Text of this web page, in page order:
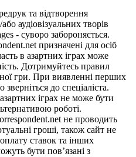
та відтворення
аудіовізуальних творів
- суворо забороняється.
призначені для осіб
в азартних іграх може
Дотримуйтесь правил
гри. При виявленні перших
до спеціаліста.
іграх не може бути
роботі.
не проводить
гроші, також сайт не
ставок та інших
бути пов’язані з